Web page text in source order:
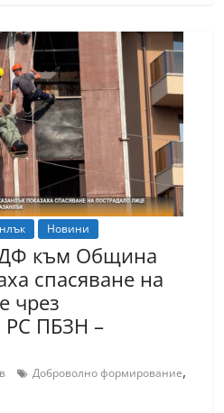
Новини
към Община
спасяване на
чрез
РС ПБЗН –
Доброволно формирование,